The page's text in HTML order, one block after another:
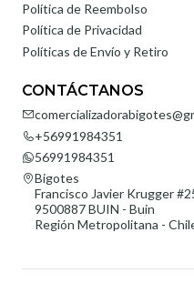
Política de Reembolso
Política de Privacidad
Políticas de Envío y Retiro
CONTÁCTANOS
+56991984351
56991984351
Bigotes
Francisco Javier Krugger
9500887 BUIN - Buin
Región Metropolitana -